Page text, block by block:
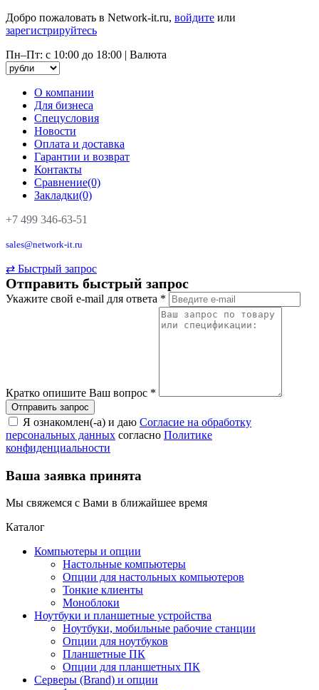
Добро пожаловать в Network-it.ru, войдите или
зарегистрируйтесь
Пн–Пт: с 10:00 до 18:00 | Валюта
О компании
Для бизнеса
Спецусловия
Новости
Оплата и доставка
Гарантии и возврат
Контакты
Сравнение(0)
Закладки(0)
+7 499 346-63-51
sales@network-it.ru
⇄ Быстрый запрос
Отправить быстрый запрос
Укажите свой e-mail для ответа *
Кратко опишите Ваш вопрос *
Я ознакомлен(-а) и даю Согласие на обработку
персональных данных согласно Политике
конфиденциальности
Ваша заявка принята
Мы свяжемся с Вами в ближайшее время
Каталог
Компьютеры и опции
Настольные компьютеры
Опции для настольных компьютеров
Тонкие клиенты
Моноблоки
Ноутбуки и планшетные устройства
Ноутбуки, мобильные рабочие станции
Опции для ноутбуков
Планшетные ПК
Опции для планшетных ПК
Серверы (Brand) и опции